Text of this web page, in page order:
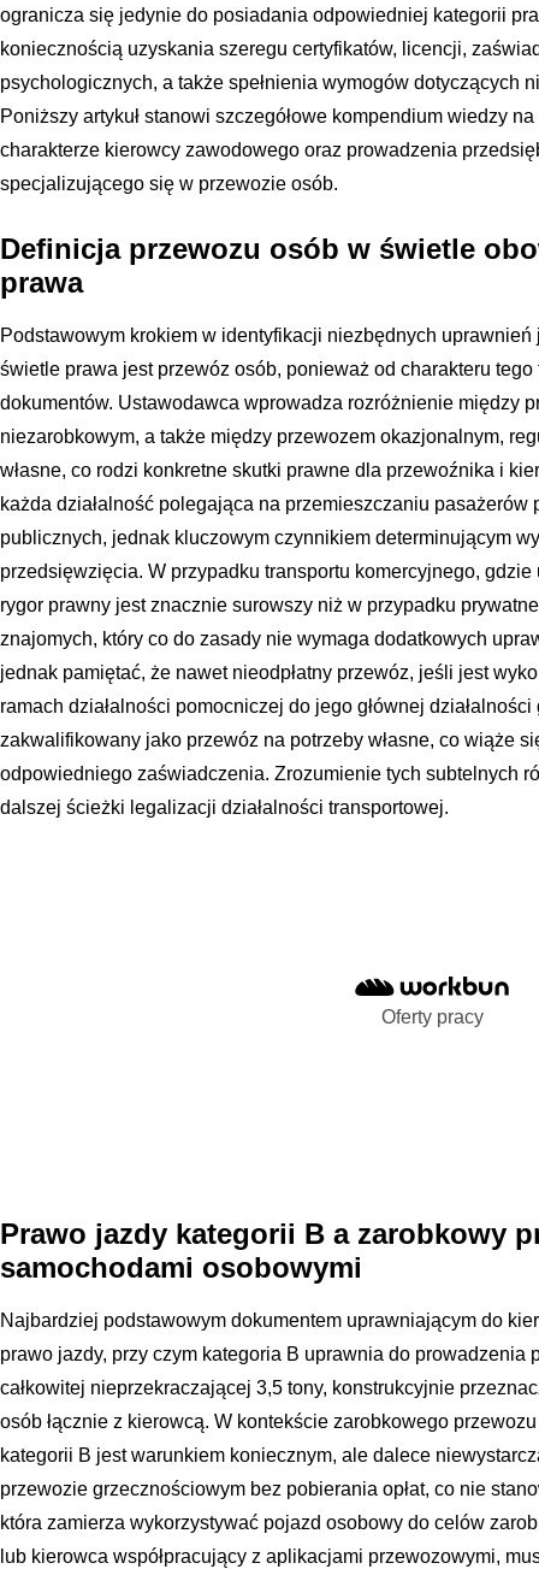
ogranicza się jedynie do posiadania odpowiedniej kategorii
koniecznością uzyskania szeregu certyfikatów, licencji,
psychologicznych, a także spełnienia wymogów dotyczących
Poniższy artykuł stanowi szczegółowe kompendium wiedzy
charakterze kierowcy zawodowego oraz prowadzenia
specjalizującego się w przewozie osób.
Definicja przewozu osób w świetle
prawa
Podstawowym krokiem w identyfikacji niezbędnych
świetle prawa jest przewóz osób, ponieważ od charakteru
dokumentów. Ustawodawca wprowadza rozróżnienie między
niezarobkowym, a także między przewozem okazjonalnym,
własne, co rodzi konkretne skutki prawne dla przewoźnika i
każda działalność polegająca na przemieszczaniu
publicznych, jednak kluczowym czynnikiem determinującym
przedsięwzięcia. W przypadku transportu komercyjnego, gdzie
rygor prawny jest znacznie surowszy niż w przypadku
znajomych, który co do zasady nie wymaga dodatkowych
jednak pamiętać, że nawet nieodpłatny przewóz, jeśli jest
ramach działalności pomocniczej do jego głównej
zakwalifikowany jako przewóz na potrzeby własne, co wiąże
odpowiedniego zaświadczenia. Zrozumienie tych subtelnych
dalszej ścieżki legalizacji działalności transportowej.
Oferty pracy
Prawo jazdy kategorii B a zarobkowy
samochodami osobowymi
Najbardziej podstawowym dokumentem uprawniającym do
prawo jazdy, przy czym kategoria B uprawnia do prowadzenia
całkowitej nieprzekraczającej 3,5 tony, konstrukcyjnie
osób łącznie z kierowcą. W kontekście zarobkowego
kategorii B jest warunkiem koniecznym, ale dalece
przewozie grzecznościowym bez pobierania opłat, co nie
która zamierza wykorzystywać pojazd osobowy do celów
lub kierowca współpracujący z aplikacjami przewozowymi,